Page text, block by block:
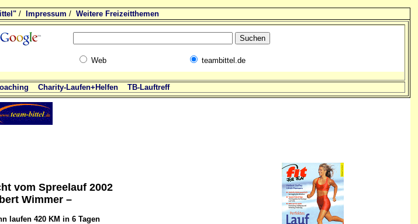
/ Impressum / Weitere Freizeitthemen
Web teambittel.de
Charity-Laufen+Helfen TB-Lauftreff
vom Spreelauf 2002
Wimmer –
laufen 420 KM in 6 Tagen